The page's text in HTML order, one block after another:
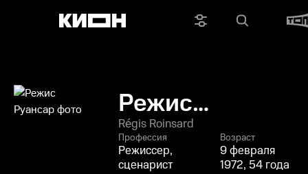
Режис
Руансар
Régis Roinsard
Профессия
Режиссер,
сценарист
Возраст
9 февраля
1972, 54 года